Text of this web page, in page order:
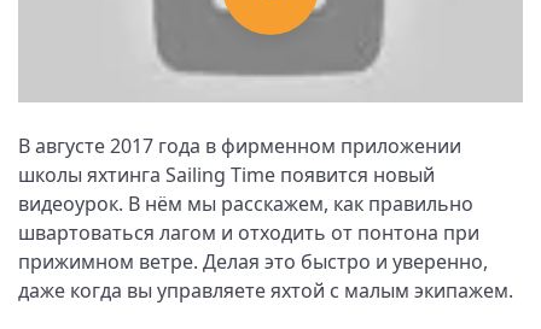
В августе 2017 года в фирменном приложении
школы яхтинга Sailing Time появится новый
видеоурок. В нём мы расскажем, как правильно
швартоваться лагом и отходить от понтона при
прижимном ветре. Делая это быстро и уверенно,
даже когда вы управляете яхтой с малым экипажем.